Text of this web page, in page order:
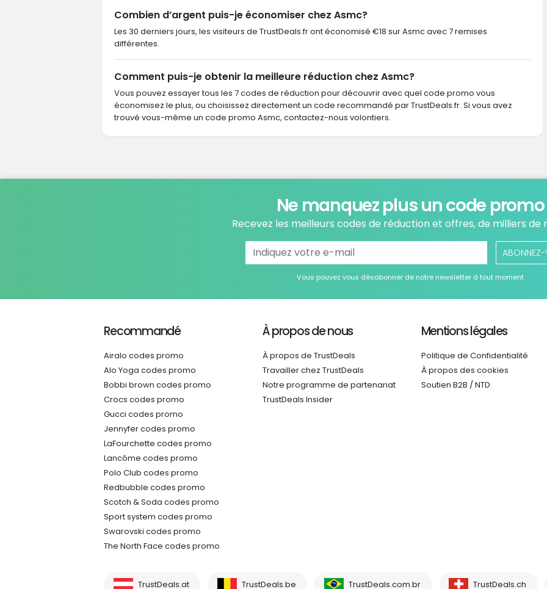
Combien d’argent puis-je économiser chez Asmc?
Les 30 derniers jours, les visiteurs de TrustDeals.fr ont économisé €18 sur Asmc avec 7 remises
différentes.
Comment puis-je obtenir la meilleure réduction chez Asmc?
Vous pouvez essayer tous les 7 codes de réduction pour découvrir avec quel code promo vous
économisez le plus, ou choisissez directement un code recommandé par TrustDeals.fr. Si vous avez
trouvé vous-même un code promo Asmc, contactez-nous volontiers.
Ne manquez plus un code promo
Recevez les meilleurs codes de réduction et offres, de milliers de
Vous pouvez vous désabonner de notre newsletter à tout moment
Recommandé
Airalo codes promo
Alo Yoga codes promo
Bobbi brown codes promo
Crocs codes promo
Gucci codes promo
Jennyfer codes promo
LaFourchette codes promo
Lancôme codes promo
Polo Club codes promo
Redbubble codes promo
Scotch & Soda codes promo
Sport system codes promo
Swarovski codes promo
The North Face codes promo
À propos de nous
À propos de TrustDeals
Travailler chez TrustDeals
Notre programme de partenariat
TrustDeals Insider
Mentions légales
Politique de Confidentialité
À propos des cookies
Soutien B2B / NTD
TrustDeals.at TrustDeals.be TrustDeals.com.br TrustDeals.ch